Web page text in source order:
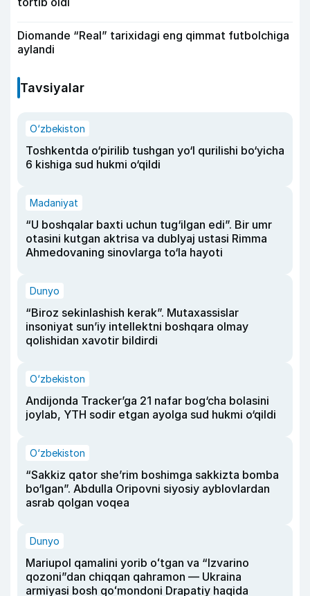
Diomande “Real” tarixidagi eng qimmat futbolchiga
aylandi
Tavsiyalar
O‘zbekiston
Toshkentda o‘pirilib tushgan yo‘l qurilishi bo‘yicha
6 kishiga sud hukmi o‘qildi
Madaniyat
“U boshqalar baxti uchun tug‘ilgan edi”. Bir umr
otasini kutgan aktrisa va dublyaj ustasi Rimma
Ahmedovaning sinovlarga to‘la hayoti
Dunyo
“Biroz sekinlashish kerak”. Mutaxassislar
insoniyat sun’iy intellektni boshqara olmay
qolishidan xavotir bildirdi
O‘zbekiston
Andijonda Tracker’ga 21 nafar bog‘cha bolasini
joylab, YTH sodir etgan ayolga sud hukmi o‘qildi
O‘zbekiston
“Sakkiz qator she’rim boshimga sakkizta bomba
bo‘lgan”. Abdulla Oripovni siyosiy ayblovlardan
asrab qolgan voqea
Dunyo
Mariupol qamalini yorib oʻtgan va “Izvarino
qozoni”dan chiqqan qahramon — Ukraina
armiyasi bosh qoʻmondoni Drapatiy haqida